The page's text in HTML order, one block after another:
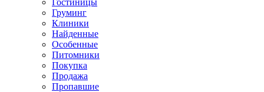
Гостиницы
Груминг
Клиники
Найденные
Особенные
Питомники
Покупка
Продажа
Пропавшие